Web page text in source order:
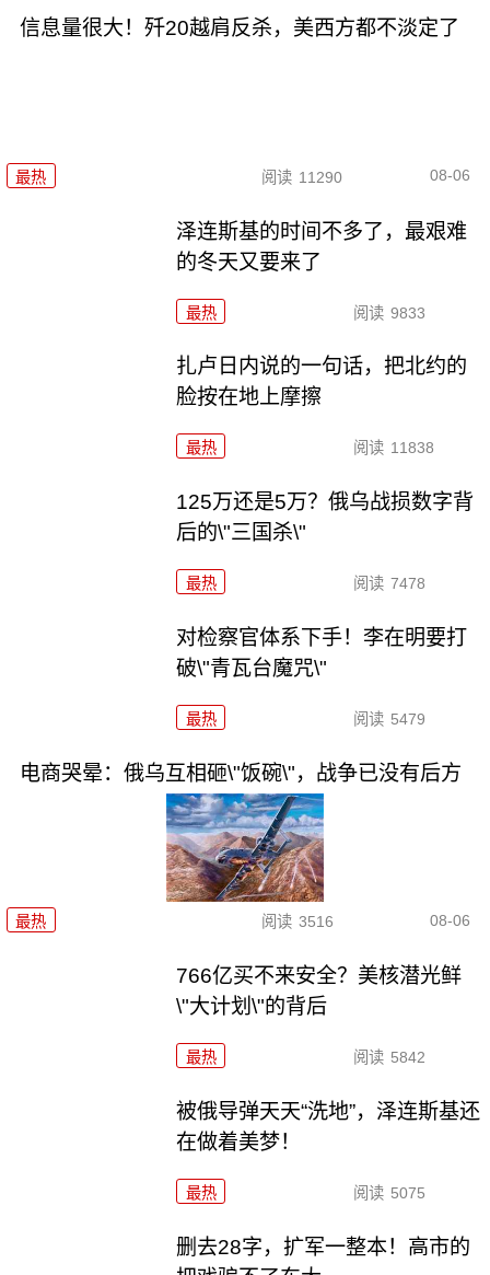
信息量很大！歼20越肩反杀，美西方都不淡定了
最热 阅读 11290 08-06
泽连斯基的时间不多了，最艰难
的冬天又要来了
最热 阅读 9833
扎卢日内说的一句话，把北约的
脸按在地上摩擦
最热 阅读 11838
125万还是5万？俄乌战损数字背
后的\"三国杀\"
最热 阅读 7478
对检察官体系下手！李在明要打
破\"青瓦台魔咒\"
最热 阅读 5479
电商哭晕：俄乌互相砸\"饭碗\"，战争已没有后方
最热 阅读 3516 08-06
766亿买不来安全？美核潜光鲜
\"大计划\"的背后
最热 阅读 5842
被俄导弹天天“洗地”，泽连斯基还
在做着美梦！
最热 阅读 5075
删去28字，扩军一整本！高市的